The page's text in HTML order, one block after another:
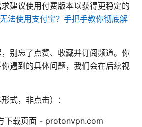
建议使用付费版本以获得更稳定的
法使用支付宝？手把手教你彻底解
别忘了点赞、收藏并订阅频道。你
遇到的具体问题，我们会在后续视
式，非点击）：
下载页面 - protonvpn.com